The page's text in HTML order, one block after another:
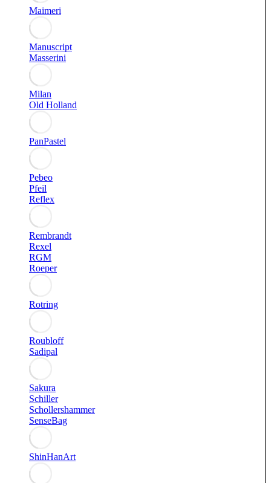
Maimeri
Manuscript
Masserini
Milan
Old Holland
PanPastel
Pebeo
Pfeil
Reflex
Rembrandt
Rexel
RGM
Roeper
Rotring
Roubloff
Sadipal
Sakura
Schiller
Schollershammer
SenseBag
ShinHanArt